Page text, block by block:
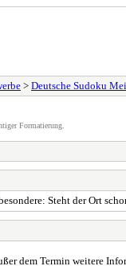
> Deutsche Sudoku
Formatierung.
Steht der Ort
dem Termin weitere